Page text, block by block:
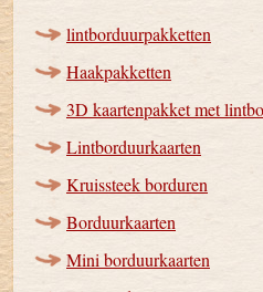
lintborduurpakketten
Haakpakketten
3D kaartenpakket met
Lintborduurkaarten
Kruissteek borduren
Borduurkaarten
Mini borduurkaarten